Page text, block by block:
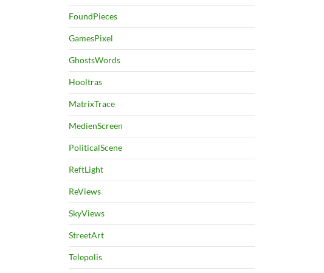
FoundPieces
GamesPixel
GhostsWords
Hooltras
MatrixTrace
MedienScreen
PoliticalScene
ReftLight
ReViews
SkyViews
StreetArt
Telepolis